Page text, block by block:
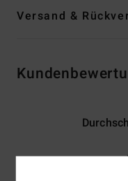
Versand &